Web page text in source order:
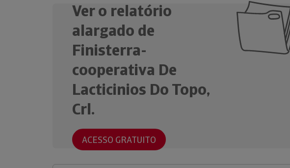
Ver o relatório
alargado de
Finisterra-
cooperativa De
Lacticinios Do Topo,
Crl.
ACESSO GRATUITO